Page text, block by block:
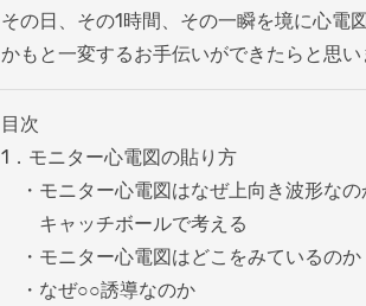
その日、その1時間、その一瞬を境に心電
かもと一変するお手伝いができたらと思い
目次
1．モニター心電図の貼り方
・モニター心電図はなぜ上向き波形なの
キャッチボールで考える
・モニター心電図はどこをみているのか
・なぜ○○誘導なのか